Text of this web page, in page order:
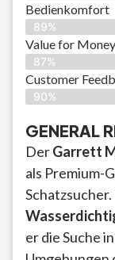
Bedienkomfort
89%
Value for Money
87%
Customer
90%
GENERAL
DerGarrett
als Premium-
er die Suche